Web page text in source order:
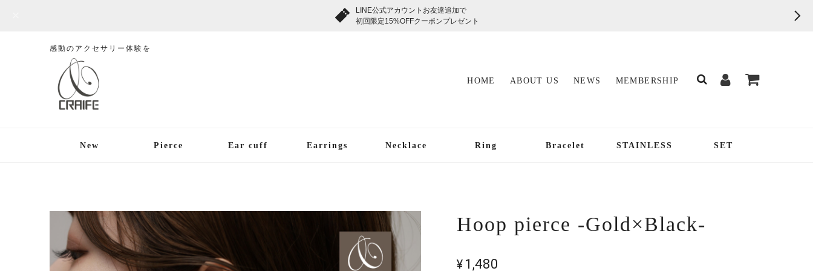
LINE公式アカウントお友達追加で
初回限定15%OFFクーポンプレゼント
感動のアクセサリー体験を
HOME ABOUT US NEWS MEMBERSHIP
New Pierce Ear cuff Earrings Necklace Ring Bracelet STAINLESS SET
Hoop pierce -Gold×Black-
¥1,480